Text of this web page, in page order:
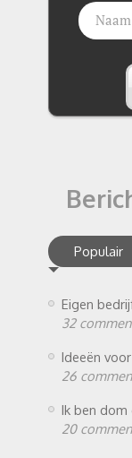
Populair
Eigen
32
Ideeën
26
Ik ben dom
20